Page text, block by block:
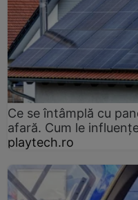
Ce se întâmplă cu
afară. Cum le
playtech.ro